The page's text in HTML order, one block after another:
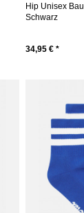
Hip Unisex
Schwarz
34,95 € *